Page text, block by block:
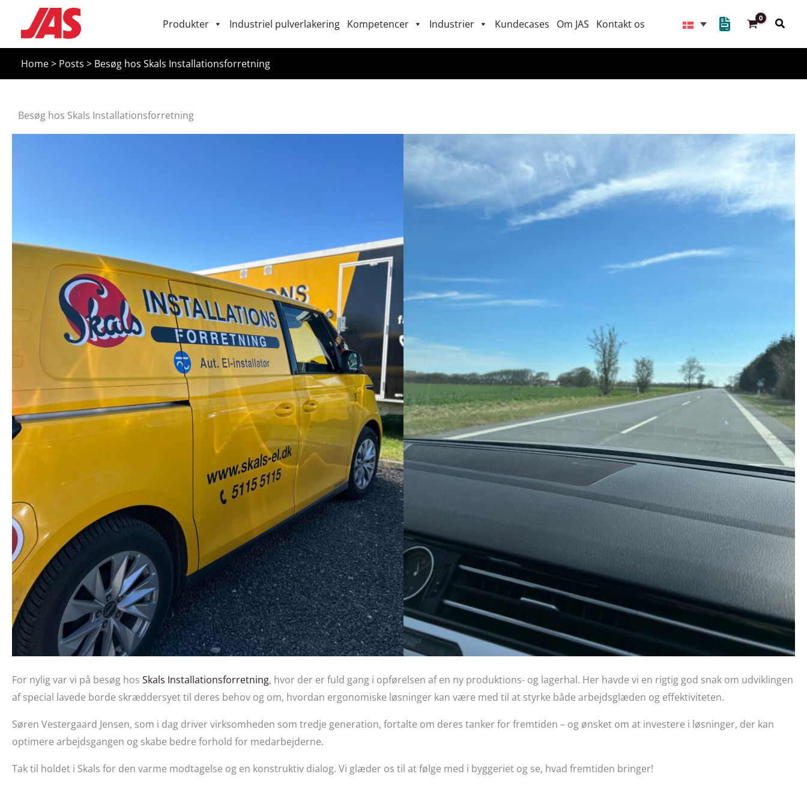
indholdet
Produkter Industriel pulverlakering Kompetencer Industrier Kundecases Om JAS Kontakt os Søg
Home> Posts > Besøg hos Skals Installationsforretning
Besøg hos Skals Installationsforretning
For nylig var vi på besøg hos Skals Installationsforretning, hvor der er fuld gang i opførelsen af en ny produktions- og lagerhal. Her havde vi en rigtig god snak om udviklingen
af special lavede borde skræddersyet til deres behov og om, hvordan ergonomiske løsninger kan være med til at styrke både arbejdsglæden og effektiviteten.
Søren Vestergaard Jensen, som i dag driver virksomheden som tredje generation, fortalte om deres tanker for fremtiden – og ønsket om at investere i løsninger, der kan
optimere arbejdsgangen og skabe bedre forhold for medarbejderne.
Tak til holdet i Skals for den varme modtagelse og en konstruktiv dialog. Vi glæder os til at følge med i byggeriet og se, hvad fremtiden bringer!